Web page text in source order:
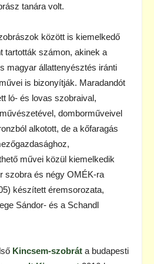
tanára volt.
között is kiemelkedő
tartották számon, akinek a
magyar állattenyésztés iránti
is bizonyítják. Maradandót
ló- és lovas szobraival,
domborműveivel
alkotott, de a kőfaragás
művei közül kiemelkedik
szobra és négy OMÉK-ra
készített éremsorozata,
Sándor- és a Schandl
Kincsem-szobrát a budapesti